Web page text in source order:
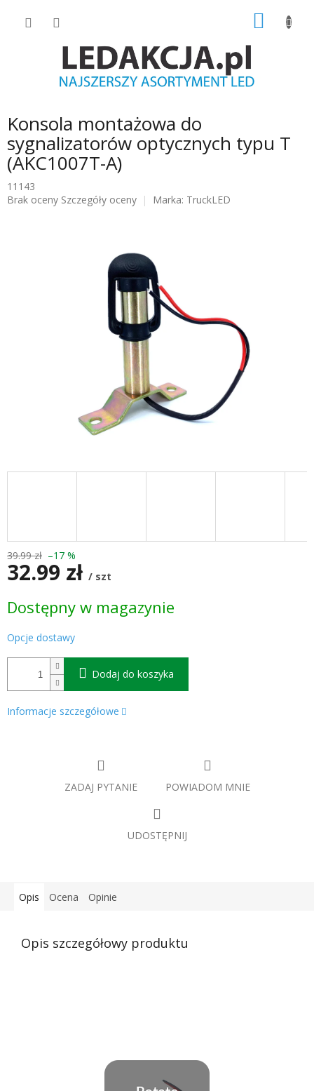
Konsola montażowa do
sygnalizatorów optycznych typu T
(AKC1007T-A)
11143
Średnia
Brak oceny Szczegóły oceny Marka: TruckLED
39.99 zł –17 %
32.99 zł / szt
jednostkowa:
Dostępny w magazynie
Opcje dostawy
Dodaj do koszyka
Informacje szczegółowe
ZADAJ PYTANIE POWIADOM MNIE
UDOSTĘPNIJ
Opis Ocena Opinie
Opis szczegółowy produktu